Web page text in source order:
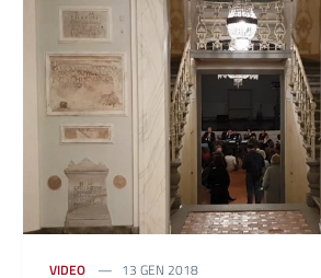
VIDEO 13 GEN 2018